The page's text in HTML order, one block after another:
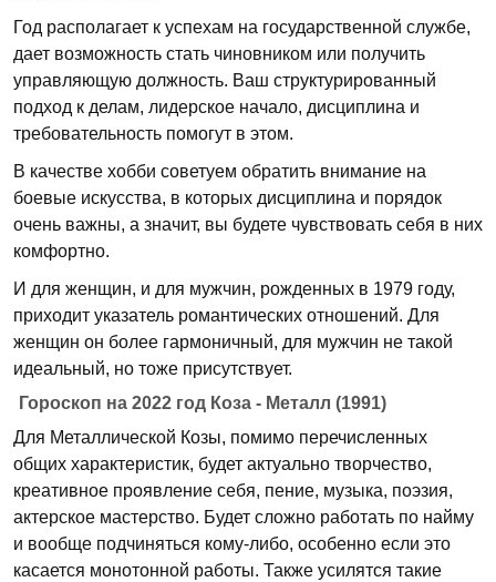
Год располагает к успехам на государственной службе,
дает возможность стать чиновником или получить
управляющую должность. Ваш структурированный
подход к делам, лидерское начало, дисциплина и
требовательность помогут в этом.
В качестве хобби советуем обратить внимание на
боевые искусства, в которых дисциплина и порядок
очень важны, а значит, вы будете чувствовать себя в них
комфортно.
И для женщин, и для мужчин, рожденных в 1979 году,
приходит указатель романтических отношений. Для
женщин он более гармоничный, для мужчин не такой
идеальный, но тоже присутствует.
Гороскоп на 2022 год Коза - Металл (1991)
Для Металлической Козы, помимо перечисленных
общих характеристик, будет актуально творчество,
креативное проявление себя, пение, музыка, поэзия,
актерское мастерство. Будет сложно работать по найму
и вообще подчиняться кому-либо, особенно если это
касается монотонной работы. Также усилятся такие